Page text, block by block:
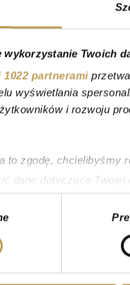
wykorzystanie Twoich
1022 partnerami
wyświetlania
i rozwoju
to zgodę, chcielibyśmy
dane dotyczące Twojej
Twoje urządzenie,
palca)
odnośnie tego, jak
Deklaracji plików cookie